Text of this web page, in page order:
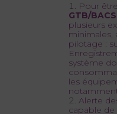
Pour
GTB/BACS
plusieurs
minimales,
pilotage :
système
les
Alerte
capable